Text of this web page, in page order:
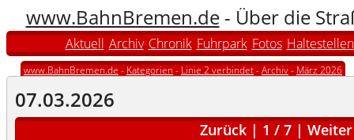
www.BahnBremen.de- Über die
Aktuell Archiv Chronik Fuhrpark Fotos Haltestellen
www.BahnBremen.de - Kategorien - Linie 2 verbindet-Archiv- März 2026
07.03.2026
Zurück | 1 / 7 | Weiter